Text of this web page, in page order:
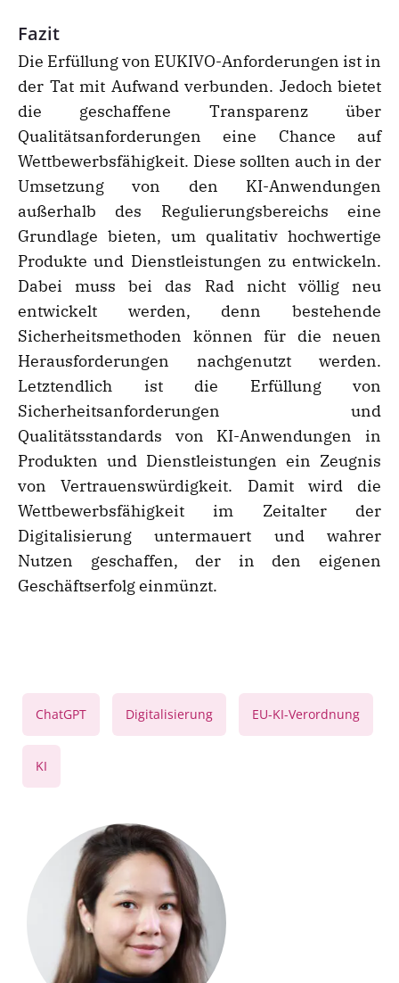
Fazit
Die Erfüllung von EUKIVO-Anforderungen ist in
der Tat mit Aufwand verbunden. Jedoch bietet
die geschaffene Transparenz über
Qualitätsanforderungen eine Chance auf
Wettbewerbsfähigkeit. Diese sollten auch in der
Umsetzung von den KI-Anwendungen
außerhalb des Regulierungsbereichs eine
Grundlage bieten, um qualitativ hochwertige
Produkte und Dienstleistungen zu entwickeln.
Dabei muss bei das Rad nicht völlig neu
entwickelt werden, denn bestehende
Sicherheitsmethoden können für die neuen
Herausforderungen nachgenutzt werden.
Letztendlich ist die Erfüllung von
Sicherheitsanforderungen und
Qualitätsstandards von KI-Anwendungen in
Produkten und Dienstleistungen ein Zeugnis
von Vertrauenswürdigkeit. Damit wird die
Wettbewerbsfähigkeit im Zeitalter der
Digitalisierung untermauert und wahrer
Nutzen geschaffen, der in den eigenen
Geschäftserfolg einmünzt.
ChatGPT Digitalisierung EU-KI-Verordnung
KI